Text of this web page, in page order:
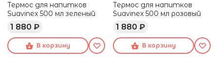
Термос для напитков
Suavinex 500 мл зеленый
1 880 ₽
В корзину
Термос для напитков
Suavinex 500 мл розовый
1 880 ₽
В корзину